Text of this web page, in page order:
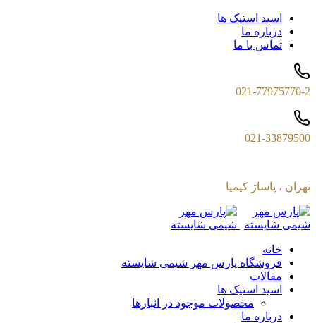
اسید استیک ها
درباره ما
تماس با ما
021-77975770-2
021-33879500
تهران ، پاساژ کیمیا
خانه
فروشگاه پارس مهر شیمی شایسته
مقالات
اسید استیک ها
محصولات موجود در انبارها
درباره ما